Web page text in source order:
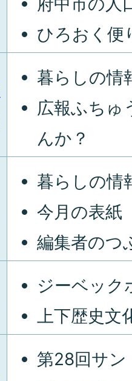
ひろおく便
暮らしの情
広報ふちゅ
んか？
暮らしの情
今月の表紙
編集者のつ
ジーベック
上下歴史文
第28回サン